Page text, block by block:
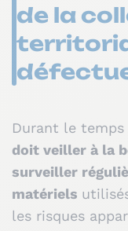
de la
Durant le temps
doit veiller à la
surveiller
matériels
les risques